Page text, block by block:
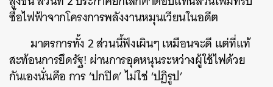
ซื้อไฟฟ้าจากโครงการพลังงานหมุนเวียนในอดีต
มาตรการทั้ง 2 ส่วนนี้ฟังเผินๆ เหมือนจะดี แต่ที่แท้
สะท้อนการยึดรัฐ! ผ่านการอุดหนุนระหว่างผู้ใช้ไฟด้วย
กันเองนั่นคือ การ ‘ปกปิด’ ไม่ใช่ ‘ปฏิรูป’